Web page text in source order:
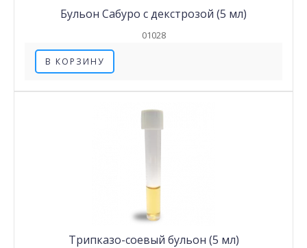
Бульон Сабуро с декстрозой (5 мл)
01028
В КОРЗИНУ
Трипказо-соевый бульон (5 мл)